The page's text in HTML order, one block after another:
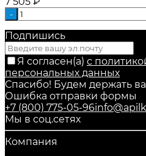
-
Подпишись
Я согласен(a) с
персональных данных
Спасибо! Будем держать
Ошибка отправки формы
+7 (800) 775-05-96
Мы в соц.сетях
Компания